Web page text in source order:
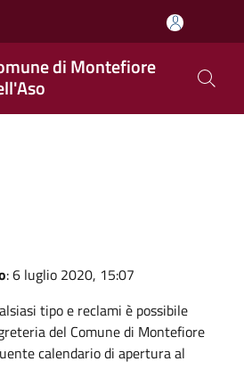
di Montefiore
: 6 luglio 2020, 15:07
tipo e reclami è possibile
del Comune di Montefiore
calendario di apertura al